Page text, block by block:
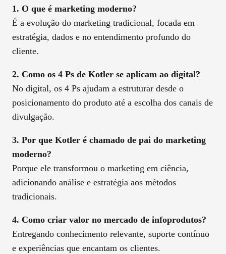
1. O que é marketing moderno?
É a evolução do marketing tradicional, focada em
estratégia, dados e no entendimento profundo do
cliente.
2. Como os 4 Ps de Kotler se aplicam ao digital?
No digital, os 4 Ps ajudam a estruturar desde o
posicionamento do produto até a escolha dos canais de
divulgação.
3. Por que Kotler é chamado de pai do marketing
moderno?
Porque ele transformou o marketing em ciência,
adicionando análise e estratégia aos métodos
tradicionais.
4. Como criar valor no mercado de infoprodutos?
Entregando conhecimento relevante, suporte contínuo
e experiências que encantam os clientes.